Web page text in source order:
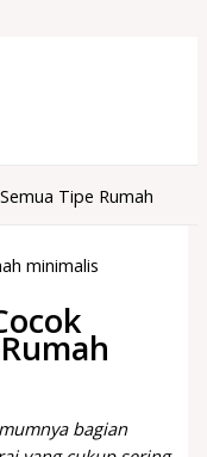
Tipe Rumah
bagian